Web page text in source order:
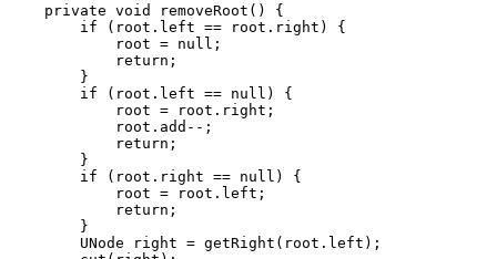
    private void removeRoot() {
        if (root.left == root.right) {
            root = null;
            return;
        }
        if (root.left == null) {
            root = root.right;
            root.add--;
            return;
        }
        if (root.right == null) {
            root = root.left;
            return;
        }
        UNode right = getRight(root.left);